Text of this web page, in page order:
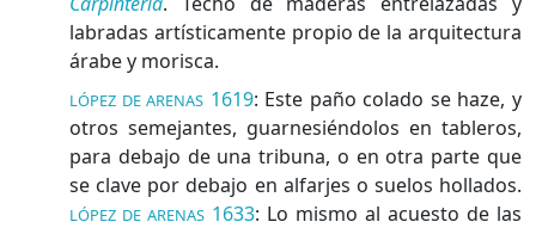
labradas artísticamente propio de la arquitectura
árabe y morisca.
LÓPEZ DE ARENAS 1619: Este paño colado se haze, y
otros semejantes, guarnesiéndolos en tableros,
para debajo de una tribuna, o en otra parte que
se clave por debajo en alfarjes o suelos hollados.
LÓPEZ DE ARENAS 1633: Lo mismo al acuesto de las